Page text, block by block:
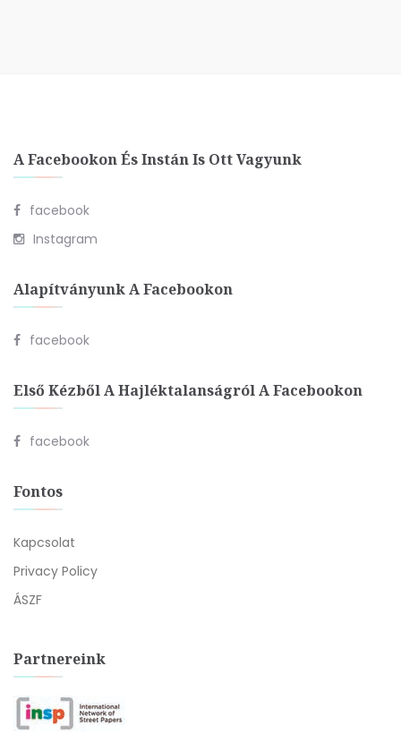
A Facebookon És Instán Is Ott Vagyunk
facebook
Instagram
Alapítványunk A Facebookon
facebook
Első Kézből A Hajléktalanságról A Facebookon
facebook
Fontos
Kapcsolat
Privacy Policy
ÁSZF
Partnereink